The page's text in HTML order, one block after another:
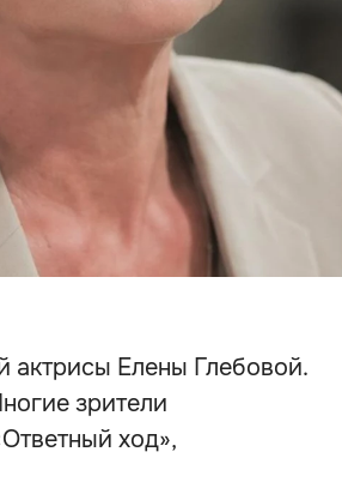
актрисы Елены Глебовой.
зрители
ход»,